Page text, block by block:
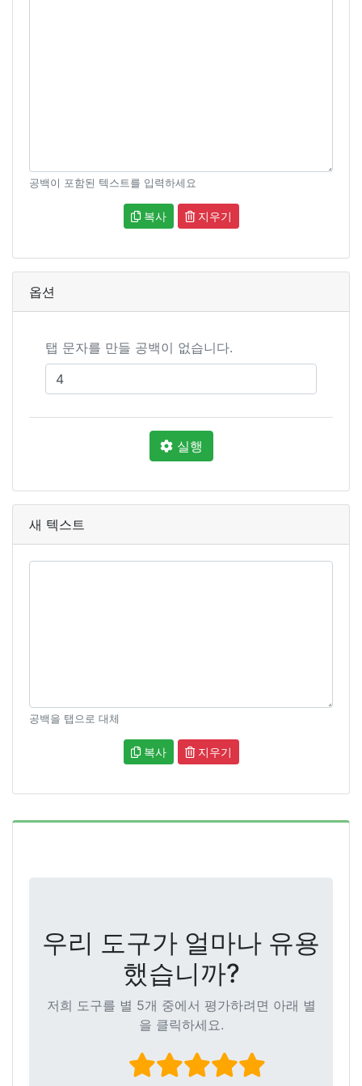
공백이 포함된 텍스트를 입력하세요
복사 지우기
옵션
탭 문자를 만들 공백이 없습니다.
실행
새 텍스트
공백을 탭으로 대체
복사 지우기
우리 도구가 얼마나 유용
했습니까?
저희 도구를 별 5개 중에서 평가하려면 아래 별
을 클릭하세요.